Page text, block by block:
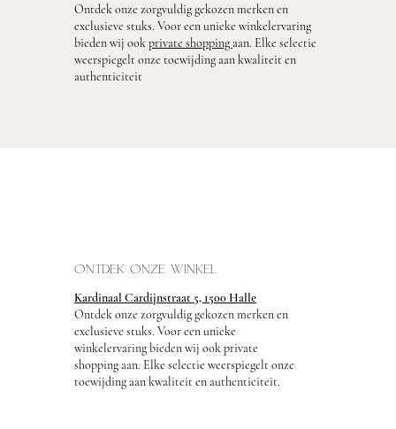
Kardinaal Cardijnstraat 5, 1500 Halle
Ontdek onze zorgvuldig gekozen merken en
exclusieve stuks. Voor een unieke
winkelervaring bieden wij ook private
shopping aan. Elke selectie weerspiegelt onze
toewijding aan kwaliteit en authenticiteit.
ONTDEK ONZE WINKEL
Ontdek onze zorgvuldig gekozen merken en
exclusieve stuks. Voor een unieke winkelervaring
bieden wij ookprivate shopping aan. Elke selectie
weerspiegelt onze toewijding aan kwaliteit en
authenticiteit